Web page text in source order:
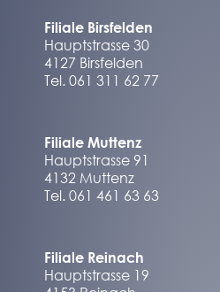
Filiale Birsfelden
Hauptstrasse 30
4127 Birsfelden
Tel. 061 311 62 77
Filiale Muttenz
Hauptstrasse 91
4132 Muttenz
Tel. 061 461 63 63
Filiale Reinach
Hauptstrasse 19